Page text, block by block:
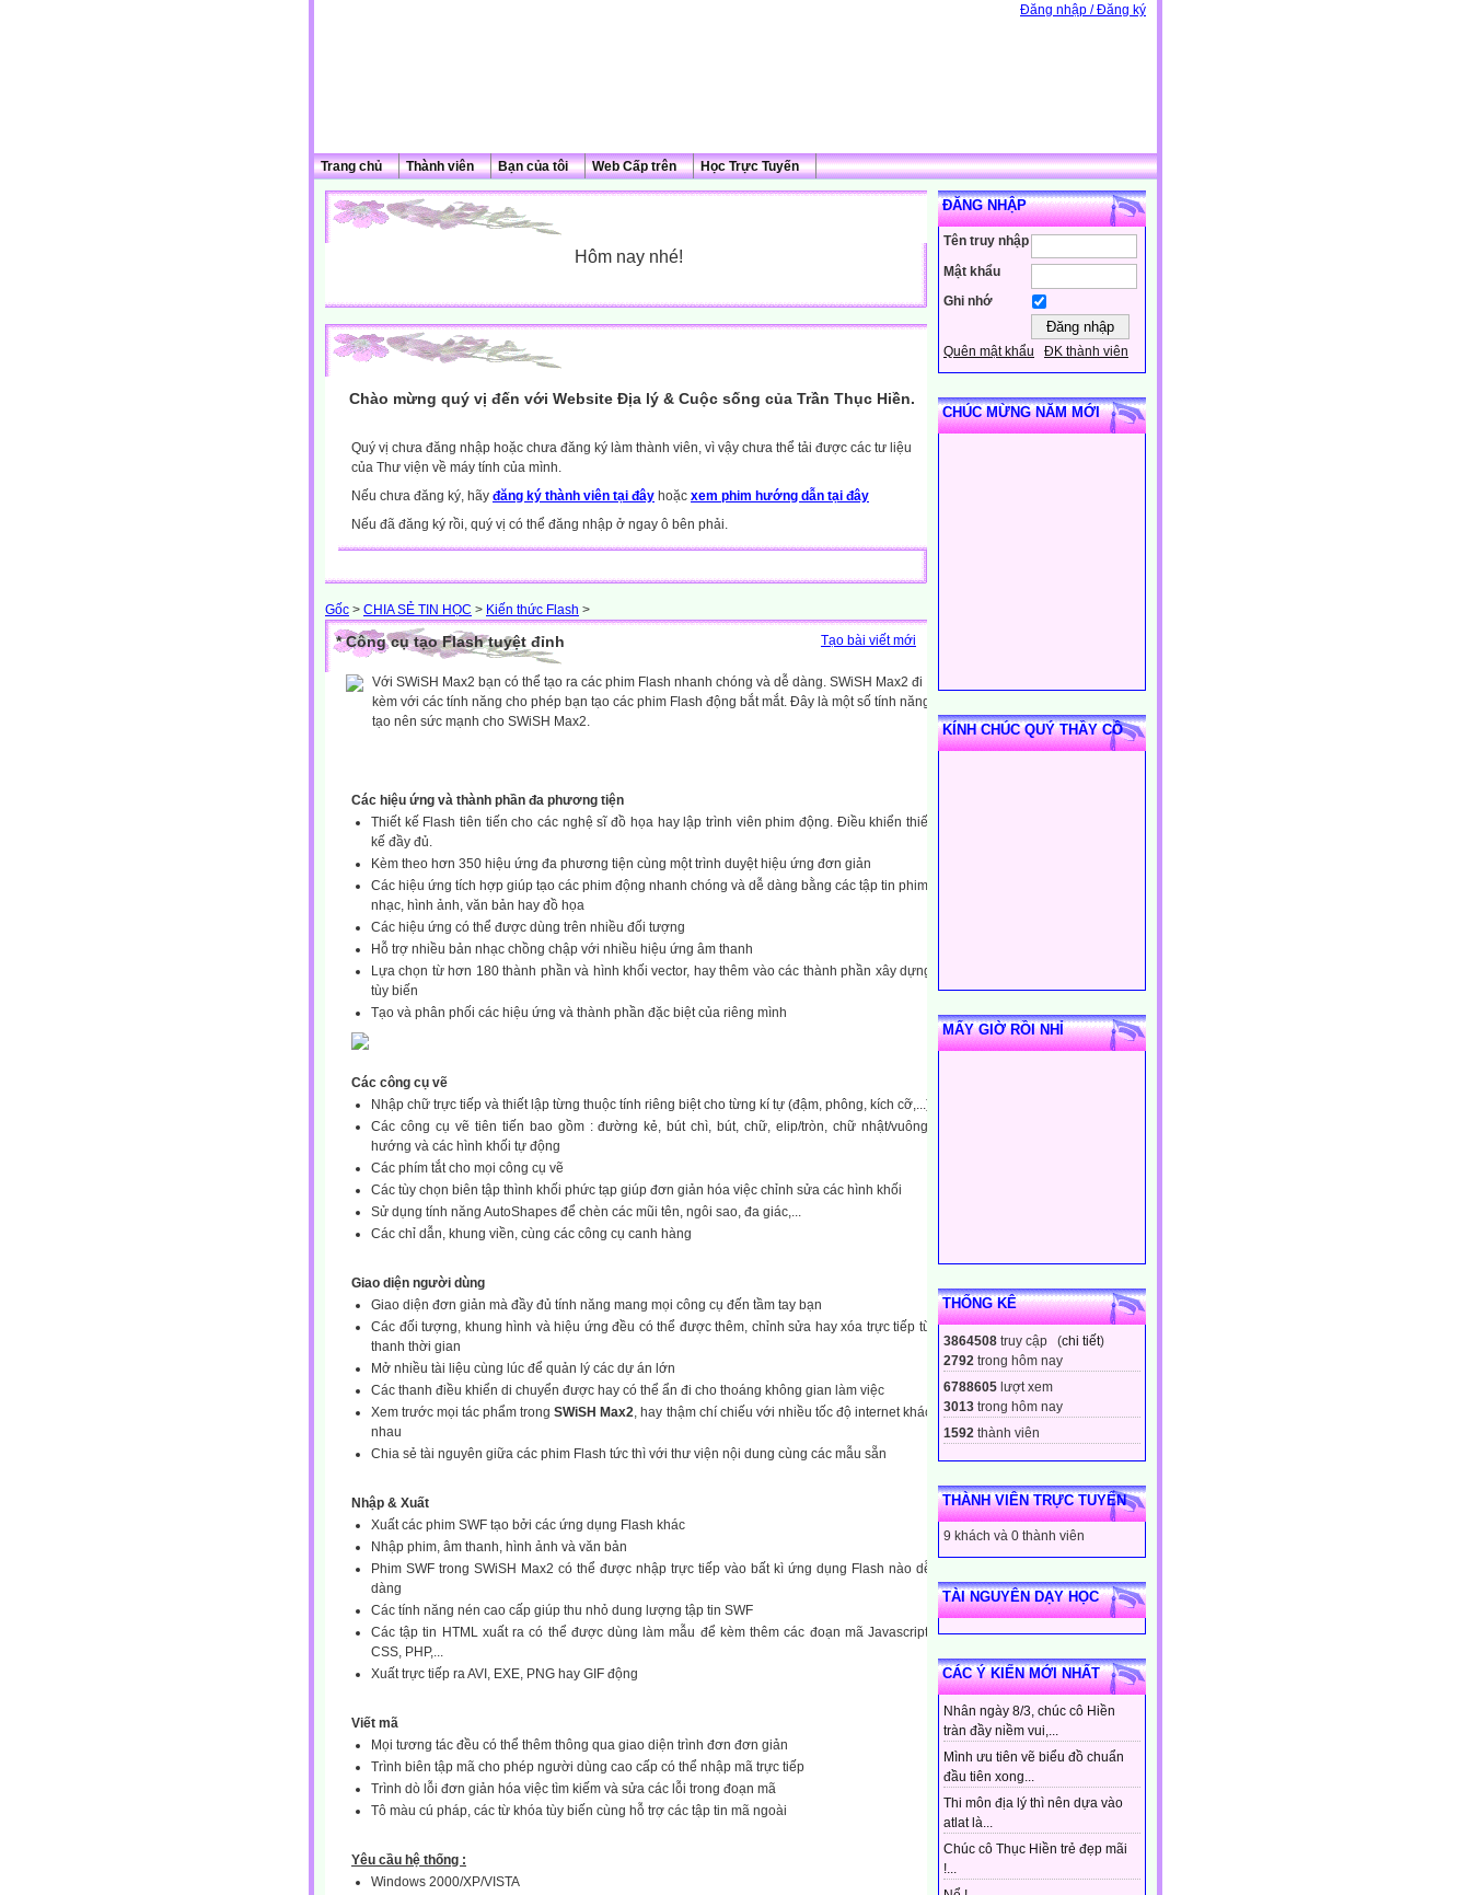
Đăng nhập / Đăng ký
Trang chủ Thành viên Bạn của tôi Web Cấp trên Học Trực Tuyến
ĐĂNG NHẬP
Tên truy nhập
Mật khẩu
Ghi nhớ
Quên mật khẩu ĐK thành viên
CHÚC MỪNG NĂM MỚI
KÍNH CHÚC QUÝ THẦY CÔ
MẤY GIỜ RỒI NHỈ
THỐNG KÊ
3864508 truy cập (chi tiết)
2792 trong hôm nay
6788605 lượt xem
3013 trong hôm nay
1592 thành viên
THÀNH VIÊN TRỰC TUYẾN
9 khách và 0 thành viên
TÀI NGUYÊN DẠY HỌC
CÁC Ý KIẾN MỚI NHẤT
Nhân ngày 8/3, chúc cô Hiền
tràn đầy niềm vui,...
Mình ưu tiên vẽ biểu đồ chuẩn
đầu tiên xong...
Thi môn địa lý thì nên dựa vào
atlat là...
Chúc cô Thục Hiền trẻ đẹp mãi
!...
Hôm nay nhé!
Chào mừng quý vị đến với Website Địa lý & Cuộc sống của Trần Thục Hiền.
Quý vị chưa đăng nhập hoặc chưa đăng ký làm thành viên, vì vậy chưa thể tải được các tư liệu
của Thư viện về máy tính của mình.
Nếu chưa đăng ký, hãy đăng ký thành viên tại đây hoặc xem phim hướng dẫn tại đây
Nếu đã đăng ký rồi, quý vị có thể đăng nhập ở ngay ô bên phải.
Gốc > CHIA SẺ TIN HỌC > Kiến thức Flash >
Tạo bài viết mới
* Công cụ tạo Flash tuyệt đỉnh
Với SWiSH Max2 bạn có thể tạo ra các phim Flash nhanh chóng và dễ dàng. SWiSH Max2 đi
kèm với các tính năng cho phép bạn tạo các phim Flash động bắt mắt. Đây là một số tính năng
tạo nên sức mạnh cho SWiSH Max2.
Các hiệu ứng và thành phần đa phương tiện
Thiết kế Flash tiên tiến cho các nghệ sĩ đồ họa hay lập trình viên phim động. Điều khiển thiết
kế đầy đủ.
Kèm theo hơn 350 hiệu ứng đa phương tiện cùng một trình duyệt hiệu ứng đơn giản
Các hiệu ứng tích hợp giúp tạo các phim động nhanh chóng và dễ dàng bằng các tập tin phim,
nhạc, hình ảnh, văn bản hay đồ họa
Các hiệu ứng có thể được dùng trên nhiều đối tượng
Hỗ trợ nhiều bản nhạc chồng chập với nhiều hiệu ứng âm thanh
Lựa chọn từ hơn 180 thành phần và hình khối vector, hay thêm vào các thành phần xây dựng
tùy biến
Tạo và phân phối các hiệu ứng và thành phần đặc biệt của riêng mình
Các công cụ vẽ
Nhập chữ trực tiếp và thiết lập từng thuộc tính riêng biệt cho từng kí tự (đậm, phông, kích cỡ,...)
Các công cụ vẽ tiên tiến bao gồm : đường kẻ, bút chì, bút, chữ, elip/tròn, chữ nhật/vuông,
hướng và các hình khối tự động
Các phím tắt cho mọi công cụ vẽ
Các tùy chọn biên tập thình khối phức tạp giúp đơn giản hóa việc chỉnh sửa các hình khối
Sử dụng tính năng AutoShapes để chèn các mũi tên, ngôi sao, đa giác,...
Các chỉ dẫn, khung viền, cùng các công cụ canh hàng
Giao diện người dùng
Giao diện đơn giản mà đầy đủ tính năng mang mọi công cụ đến tầm tay bạn
Các đối tượng, khung hình và hiệu ứng đều có thể được thêm, chỉnh sửa hay xóa trực tiếp từ
thanh thời gian
Mở nhiều tài liệu cùng lúc để quản lý các dự án lớn
Các thanh điều khiển di chuyển được hay có thể ẩn đi cho thoáng không gian làm việc
Xem trước mọi tác phẩm trongSWiSH Max2, hay thậm chí chiếu với nhiều tốc độ internet khác
nhau
Chia sẻ tài nguyên giữa các phim Flash tức thì với thư viện nội dung cùng các mẫu sẵn
Nhập & Xuất
Xuất các phim SWF tạo bởi các ứng dụng Flash khác
Nhập phim, âm thanh, hình ảnh và văn bản
Phim SWF trong SWiSH Max2 có thể được nhập trực tiếp vào bất kì ứng dụng Flash nào dễ
dàng
Các tính năng nén cao cấp giúp thu nhỏ dung lượng tập tin SWF
Các tập tin HTML xuất ra có thể được dùng làm mẫu để kèm thêm các đoạn mã Javascript,
CSS, PHP,...
Xuất trực tiếp ra AVI, EXE, PNG hay GIF động
Viết mã
Mọi tương tác đều có thể thêm thông qua giao diện trình đơn đơn giản
Trình biên tập mã cho phép người dùng cao cấp có thể nhập mã trực tiếp
Trình dò lỗi đơn giản hóa việc tìm kiếm và sửa các lỗi trong đoạn mã
Tô màu cú pháp, các từ khóa tùy biến cùng hỗ trợ các tập tin mã ngoài
Yêu cầu hệ thống :
Windows 2000/XP/VISTA